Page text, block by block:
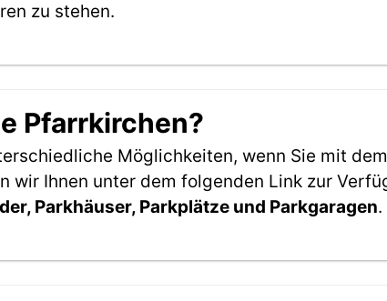
zu stehen.
Pfarrkirchen?
Möglichkeiten, wenn Sie mit
wir Ihnen unter dem folgenden Link zur
Parkhäuser, Parkplätze und Parkgaragen.